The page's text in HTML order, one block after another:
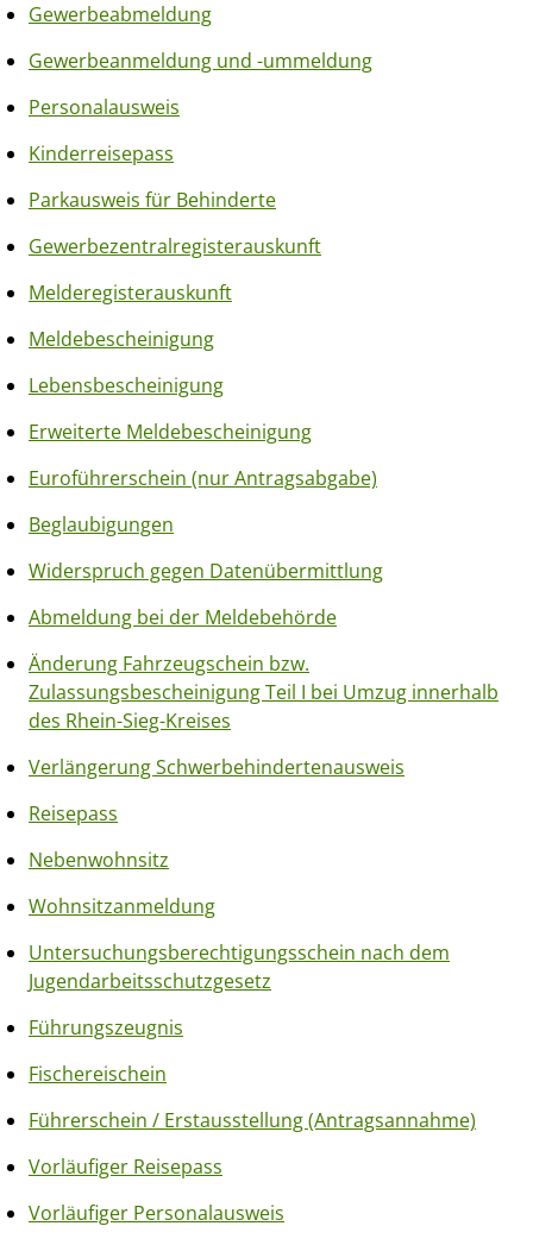
Gewerbeabmeldung
Gewerbeanmeldung und -ummeldung
Personalausweis
Kinderreisepass
Parkausweis für Behinderte
Gewerbezentralregisterauskunft
Melderegisterauskunft
Meldebescheinigung
Lebensbescheinigung
Erweiterte Meldebescheinigung
Euroführerschein (nur Antragsabgabe)
Beglaubigungen
Widerspruch gegen Datenübermittlung
Abmeldung bei der Meldebehörde
Änderung Fahrzeugschein bzw.
Zulassungsbescheinigung Teil I bei Umzug innerhalb
des Rhein-Sieg-Kreises
Verlängerung Schwerbehindertenausweis
Reisepass
Nebenwohnsitz
Wohnsitzanmeldung
Untersuchungsberechtigungsschein nach dem
Jugendarbeitsschutzgesetz
Führungszeugnis
Fischereischein
Führerschein / Erstausstellung (Antragsannahme)
Vorläufiger Reisepass
Vorläufiger Personalausweis